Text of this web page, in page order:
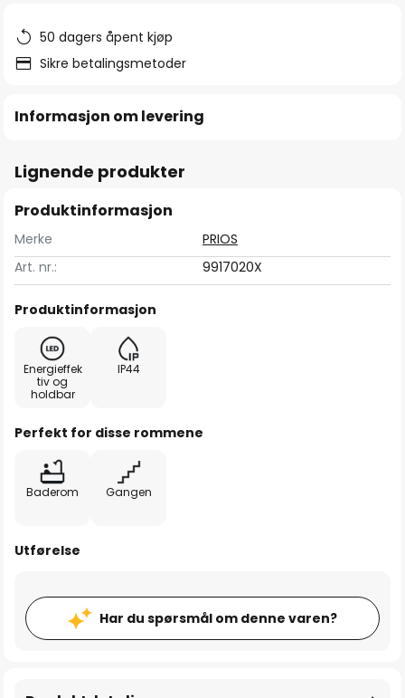
50 dagers åpent kjøp
Sikre betalingsmetoder
Informasjon om levering
Lignende produkter
Produktinformasjon
Merke
PRIOS
Art. nr.:
9917020X
Produktinformasjon
Energieffek
tiv og
holdbar
IP44
Perfekt for disse rommene
Baderom Gangen
Utførelse
Har du spørsmål om denne varen?